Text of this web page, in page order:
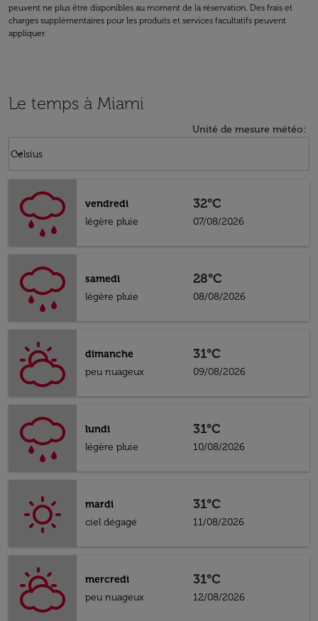
peuvent ne plus être disponibles au moment de la réservation. Des frais et
charges supplémentaires pour les produits et services facultatifs peuvent
appliquer.
Le temps à Miami
Unité de mesure météo:
Celsius
keyboard_arrow_down
vendredi
légère pluie
32°C
07/08/2026
samedi
légère pluie
28°C
08/08/2026
dimanche
peu nuageux
31°C
09/08/2026
lundi
légère pluie
31°C
10/08/2026
mardi
ciel dégagé
31°C
11/08/2026
mercredi
peu nuageux
31°C
12/08/2026